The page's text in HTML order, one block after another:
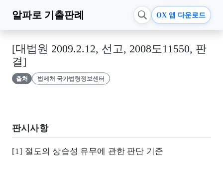
알파로 기출판례 OX 앱 다운로드
[대법원 2009.2.12, 선고, 2008도11550, 판
결]
출처 법제처 국가법령정보센터
판시사항
[1] 절도의 상습성 유무에 관한 판단 기준